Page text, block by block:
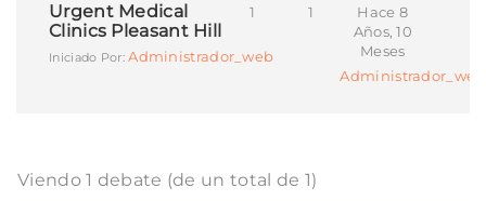
Urgent Medical
Clinics Pleasant Hill
Iniciado Por:Administrador_web
1 1
Hace 8
Años, 10
Meses
Administrador_web
Viendo 1 debate (de un total de 1)